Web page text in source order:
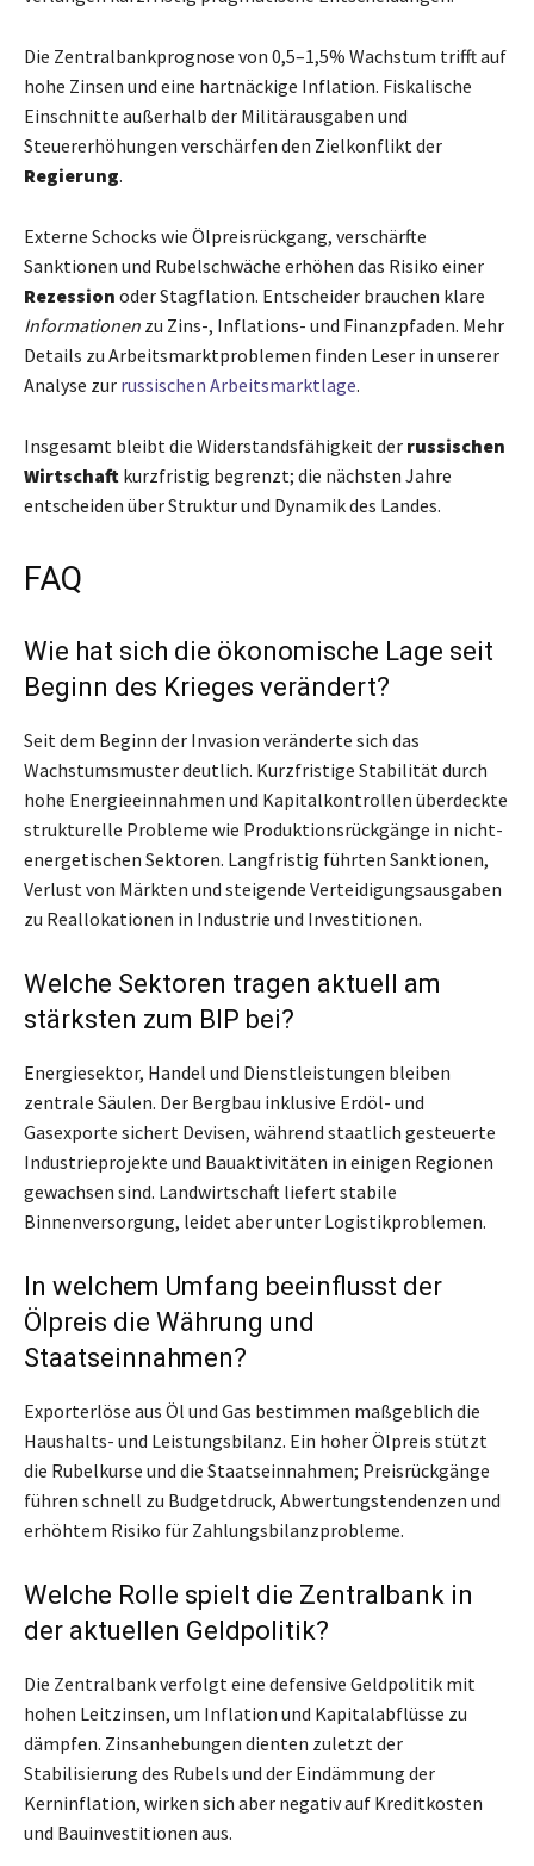
Die Zentralbankprognose von 0,5–1,5% Wachstum trifft auf
hohe Zinsen und eine hartnäckige Inflation. Fiskalische
Einschnitte außerhalb der Militärausgaben und
Steuererhöhungen verschärfen den Zielkonflikt der
Regierung.
Externe Schocks wie Ölpreisrückgang, verschärfte
Sanktionen und Rubelschwäche erhöhen das Risiko einer
Rezession oder Stagflation. Entscheider brauchen klare
Informationen zu Zins-, Inflations- und Finanzpfaden. Mehr
Details zu Arbeitsmarktproblemen finden Leser in unserer
Analyse zur russischen Arbeitsmarktlage.
Insgesamt bleibt die Widerstandsfähigkeit der russischen
Wirtschaft kurzfristig begrenzt; die nächsten Jahre
entscheiden über Struktur und Dynamik des Landes.
FAQ
Wie hat sich die ökonomische Lage seit
Beginn des Krieges verändert?
Seit dem Beginn der Invasion veränderte sich das
Wachstumsmuster deutlich. Kurzfristige Stabilität durch
hohe Energieeinnahmen und Kapitalkontrollen überdeckte
strukturelle Probleme wie Produktionsrückgänge in nicht-
energetischen Sektoren. Langfristig führten Sanktionen,
Verlust von Märkten und steigende Verteidigungsausgaben
zu Reallokationen in Industrie und Investitionen.
Welche Sektoren tragen aktuell am
stärksten zum BIP bei?
Energiesektor, Handel und Dienstleistungen bleiben
zentrale Säulen. Der Bergbau inklusive Erdöl- und
Gasexporte sichert Devisen, während staatlich gesteuerte
Industrieprojekte und Bauaktivitäten in einigen Regionen
gewachsen sind. Landwirtschaft liefert stabile
Binnenversorgung, leidet aber unter Logistikproblemen.
In welchem Umfang beeinflusst der
Ölpreis die Währung und
Staatseinnahmen?
Exporterlöse aus Öl und Gas bestimmen maßgeblich die
Haushalts- und Leistungsbilanz. Ein hoher Ölpreis stützt
die Rubelkurse und die Staatseinnahmen; Preisrückgänge
führen schnell zu Budgetdruck, Abwertungstendenzen und
erhöhtem Risiko für Zahlungsbilanzprobleme.
Welche Rolle spielt die Zentralbank in
der aktuellen Geldpolitik?
Die Zentralbank verfolgt eine defensive Geldpolitik mit
hohen Leitzinsen, um Inflation und Kapitalabflüsse zu
dämpfen. Zinsanhebungen dienten zuletzt der
Stabilisierung des Rubels und der Eindämmung der
Kerninflation, wirken sich aber negativ auf Kreditkosten
und Bauinvestitionen aus.